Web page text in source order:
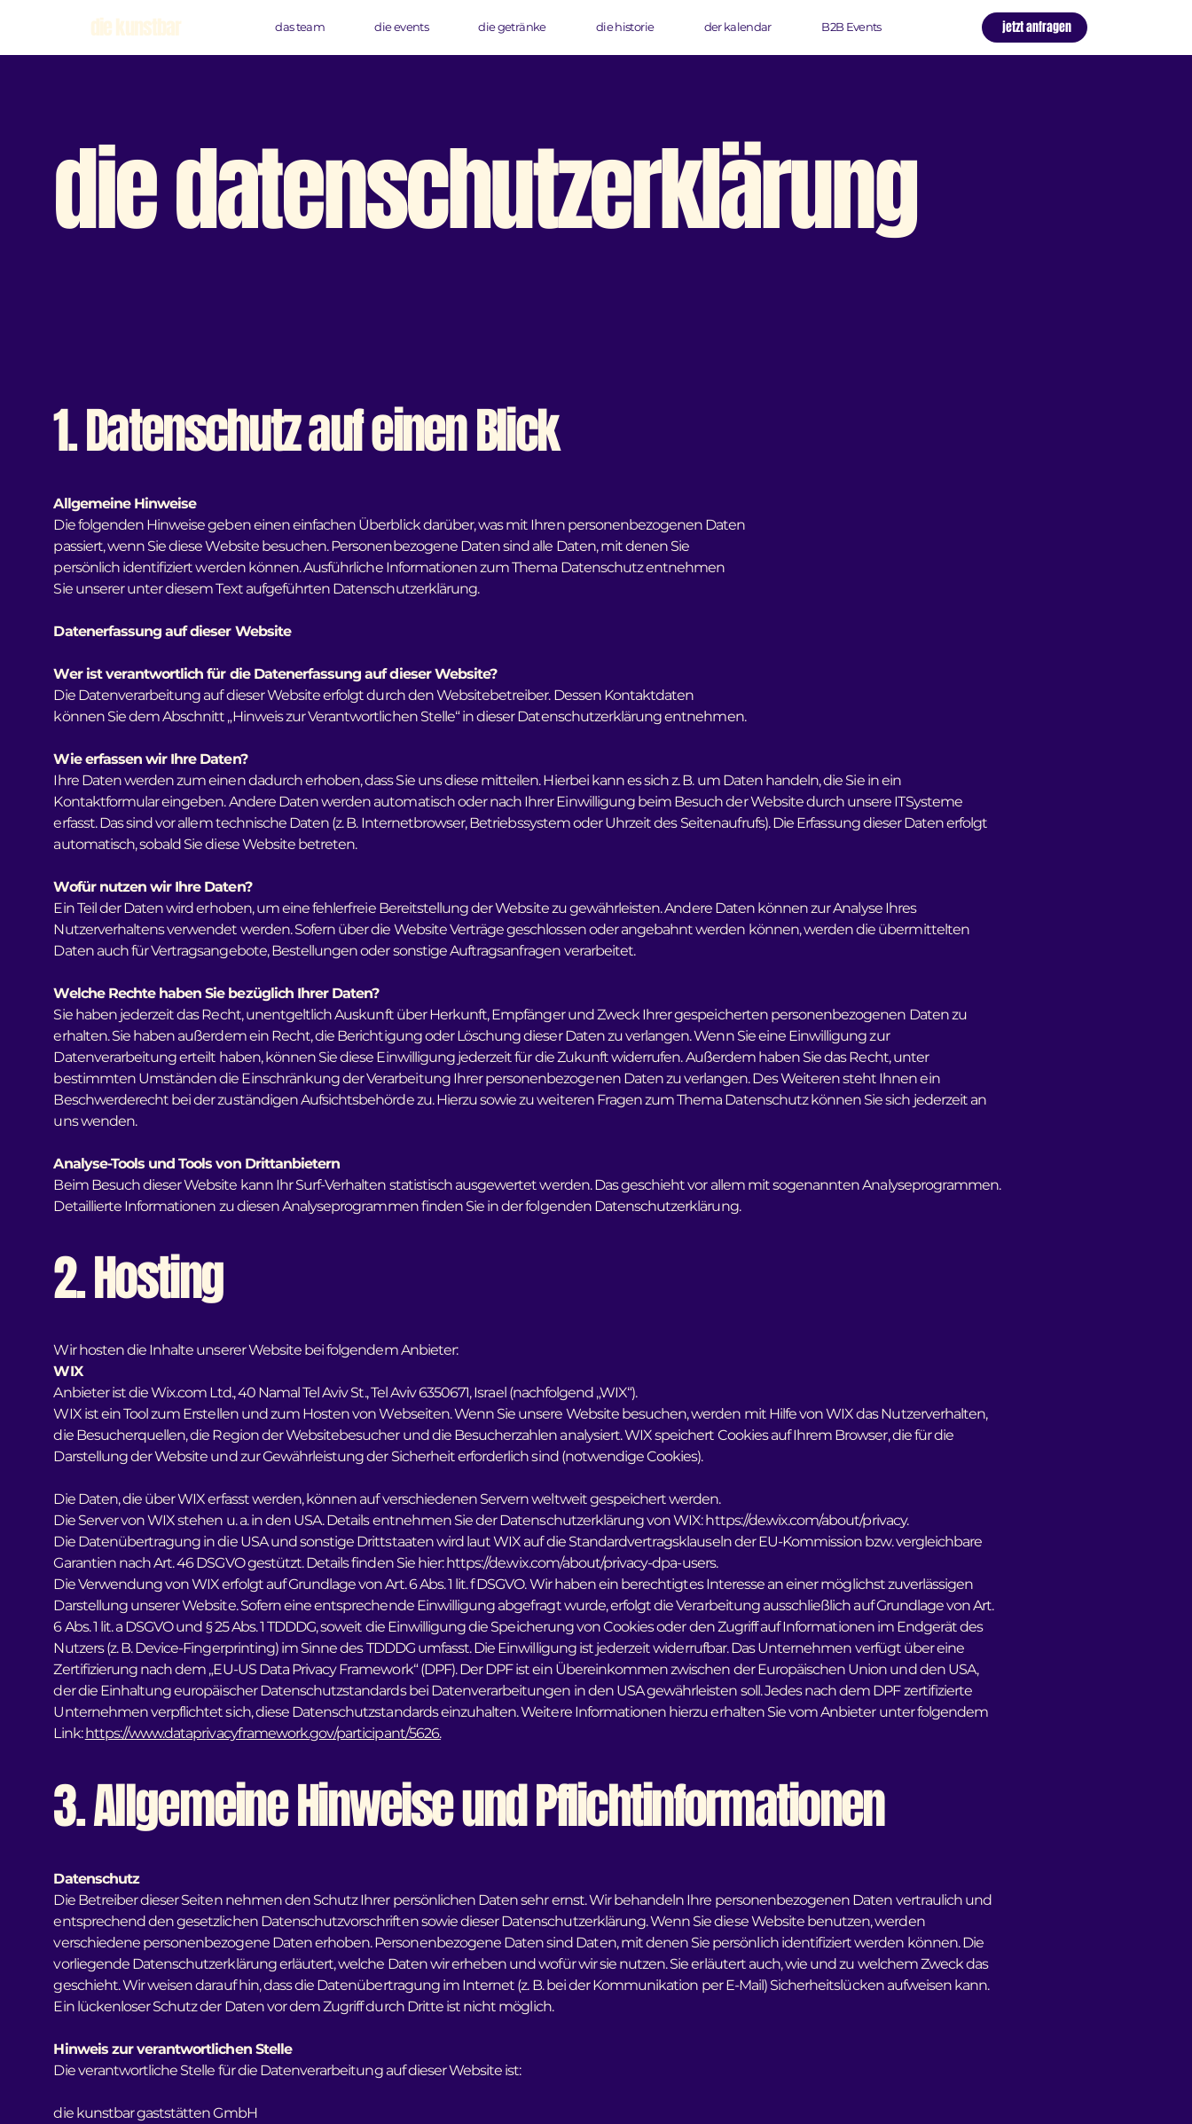
die kunstbar das team die events die getränke die historie der kalendar B2B Events jetzt anfragen
die datenschutzerklärung
1. Datenschutz auf einen Blick
Allgemeine Hinweise
Die folgenden Hinweise geben einen einfachen Überblick darüber, was mit Ihren personenbezogenen Daten
passiert, wenn Sie diese Website besuchen. Personenbezogene Daten sind alle Daten, mit denen Sie
persönlich identifiziert werden können. Ausführliche Informationen zum Thema Datenschutz entnehmen
Sie unserer unter diesem Text aufgeführten Datenschutzerklärung.
Datenerfassung auf dieser Website
Wer ist verantwortlich für die Datenerfassung auf dieser Website?
Die Datenverarbeitung auf dieser Website erfolgt durch den Websitebetreiber. Dessen Kontaktdaten
können Sie dem Abschnitt „Hinweis zur Verantwortlichen Stelle“ in dieser Datenschutzerklärung entnehmen.
Wie erfassen wir Ihre Daten?
Ihre Daten werden zum einen dadurch erhoben, dass Sie uns diese mitteilen. Hierbei kann es sich z. B. um Daten handeln, die Sie in ein
Kontaktformular eingeben. Andere Daten werden automatisch oder nach Ihrer Einwilligung beim Besuch der Website durch unsere ITSysteme
erfasst. Das sind vor allem technische Daten (z. B. Internetbrowser, Betriebssystem oder Uhrzeit des Seitenaufrufs). Die Erfassung dieser Daten erfolgt
automatisch, sobald Sie diese Website betreten.
Wofür nutzen wir Ihre Daten?
Ein Teil der Daten wird erhoben, um eine fehlerfreie Bereitstellung der Website zu gewährleisten. Andere Daten können zur Analyse Ihres
Nutzerverhaltens verwendet werden. Sofern über die Website Verträge geschlossen oder angebahnt werden können, werden die übermittelten
Daten auch für Vertragsangebote, Bestellungen oder sonstige Auftragsanfragen verarbeitet.
Welche Rechte haben Sie bezüglich Ihrer Daten?
Sie haben jederzeit das Recht, unentgeltlich Auskunft über Herkunft, Empfänger und Zweck Ihrer gespeicherten personenbezogenen Daten zu
erhalten. Sie haben außerdem ein Recht, die Berichtigung oder Löschung dieser Daten zu verlangen. Wenn Sie eine Einwilligung zur
Datenverarbeitung erteilt haben, können Sie diese Einwilligung jederzeit für die Zukunft widerrufen. Außerdem haben Sie das Recht, unter
bestimmten Umständen die Einschränkung der Verarbeitung Ihrer personenbezogenen Daten zu verlangen. Des Weiteren steht Ihnen ein
Beschwerderecht bei der zuständigen Aufsichtsbehörde zu. Hierzu sowie zu weiteren Fragen zum Thema Datenschutz können Sie sich jederzeit an
uns wenden.
Analyse-Tools und Tools von Drittanbietern
Beim Besuch dieser Website kann Ihr Surf-Verhalten statistisch ausgewertet werden. Das geschieht vor allem mit sogenannten Analyseprogrammen.
Detaillierte Informationen zu diesen Analyseprogrammen finden Sie in der folgenden Datenschutzerklärung.
2. Hosting
Wir hosten die Inhalte unserer Website bei folgendem Anbieter:
WIX
Anbieter ist die Wix.com Ltd., 40 Namal Tel Aviv St., Tel Aviv 6350671, Israel (nachfolgend „WIX“).
WIX ist ein Tool zum Erstellen und zum Hosten von Webseiten. Wenn Sie unsere Website besuchen, werden mit Hilfe von WIX das Nutzerverhalten,
die Besucherquellen, die Region der Websitebesucher und die Besucherzahlen analysiert. WIX speichert Cookies auf Ihrem Browser, die für die
Darstellung der Website und zur Gewährleistung der Sicherheit erforderlich sind (notwendige Cookies).
Die Daten, die über WIX erfasst werden, können auf verschiedenen Servern weltweit gespeichert werden.
Die Server von WIX stehen u. a. in den USA. Details entnehmen Sie der Datenschutzerklärung von WIX: https://de.wix.com/about/privacy.
Die Datenübertragung in die USA und sonstige Drittstaaten wird laut WIX auf die Standardvertragsklauseln der EU-Kommission bzw. vergleichbare
Garantien nach Art. 46 DSGVO gestützt. Details finden Sie hier: https://de.wix.com/about/privacy-dpa-users.
Die Verwendung von WIX erfolgt auf Grundlage von Art. 6 Abs. 1 lit. f DSGVO. Wir haben ein berechtigtes Interesse an einer möglichst zuverlässigen
Darstellung unserer Website. Sofern eine entsprechende Einwilligung abgefragt wurde, erfolgt die Verarbeitung ausschließlich auf Grundlage von Art.
6 Abs. 1 lit. a DSGVO und § 25 Abs. 1 TDDDG, soweit die Einwilligung die Speicherung von Cookies oder den Zugriff auf Informationen im Endgerät des
Nutzers (z. B. Device-Fingerprinting) im Sinne des TDDDG umfasst. Die Einwilligung ist jederzeit widerrufbar. Das Unternehmen verfügt über eine
Zertifizierung nach dem „EU-US Data Privacy Framework“ (DPF). Der DPF ist ein Übereinkommen zwischen der Europäischen Union und den USA,
der die Einhaltung europäischer Datenschutzstandards bei Datenverarbeitungen in den USA gewährleisten soll. Jedes nach dem DPF zertifizierte
Unternehmen verpflichtet sich, diese Datenschutzstandards einzuhalten. Weitere Informationen hierzu erhalten Sie vom Anbieter unter folgendem
Link: https://www.dataprivacyframework.gov/participant/5626.
3. Allgemeine Hinweise und Pflichtinformationen
Datenschutz
Die Betreiber dieser Seiten nehmen den Schutz Ihrer persönlichen Daten sehr ernst. Wir behandeln Ihre personenbezogenen Daten vertraulich und
entsprechend den gesetzlichen Datenschutzvorschriften sowie dieser Datenschutzerklärung. Wenn Sie diese Website benutzen, werden
verschiedene personenbezogene Daten erhoben. Personenbezogene Daten sind Daten, mit denen Sie persönlich identifiziert werden können. Die
vorliegende Datenschutzerklärung erläutert, welche Daten wir erheben und wofür wir sie nutzen. Sie erläutert auch, wie und zu welchem Zweck das
geschieht. Wir weisen darauf hin, dass die Datenübertragung im Internet (z. B. bei der Kommunikation per E-Mail) Sicherheitslücken aufweisen kann.
Ein lückenloser Schutz der Daten vor dem Zugriff durch Dritte ist nicht möglich.
Hinweis zur verantwortlichen Stelle
Die verantwortliche Stelle für die Datenverarbeitung auf dieser Website ist:
die kunstbar gaststätten GmbH